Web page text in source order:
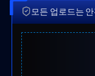
모든 업로드는